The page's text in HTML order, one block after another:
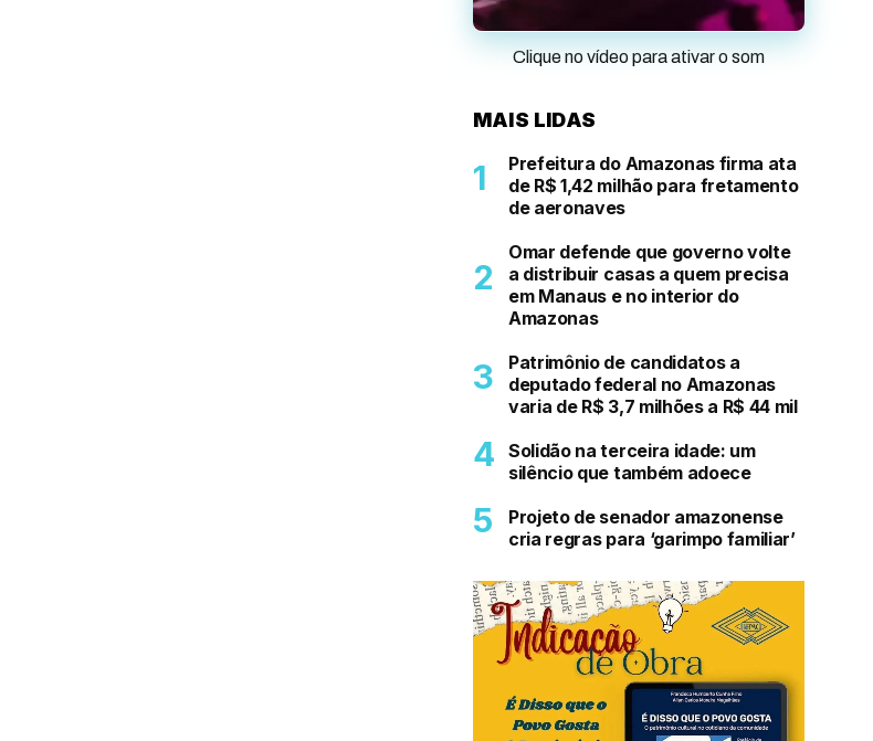
Clique no vídeo para ativar o som
MAIS LIDAS
Prefeitura do Amazonas firma ata
de R$ 1,42 milhão para fretamento
de aeronaves
Omar defende que governo volte
a distribuir casas a quem precisa
em Manaus e no interior do
Amazonas
Patrimônio de candidatos a
deputado federal no Amazonas
varia de R$ 3,7 milhões a R$ 44 mil
Solidão na terceira idade: um
silêncio que também adoece
Projeto de senador amazonense
cria regras para ‘garimpo familiar’